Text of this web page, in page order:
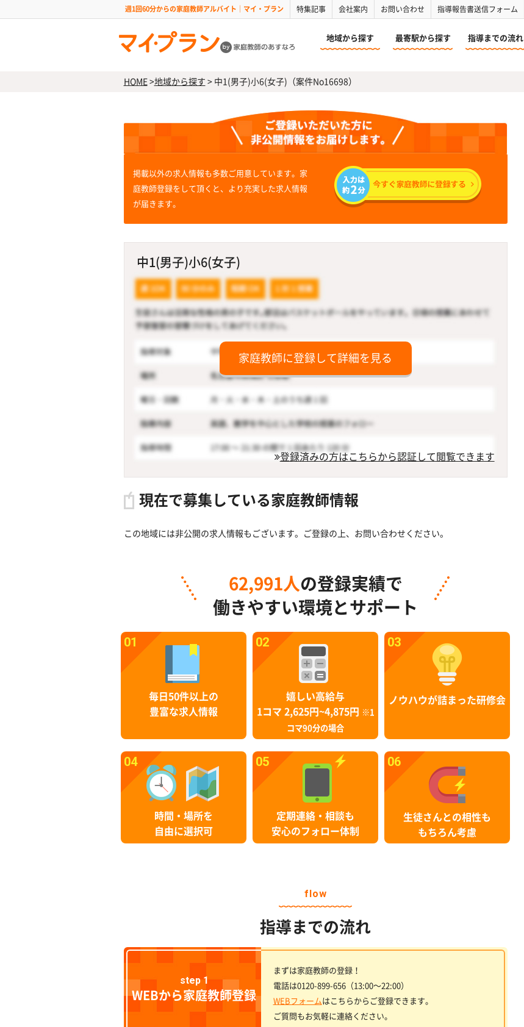
週1回60分からの家庭教師アルバイト｜マイ・プラン 特集記事 会社案内 お問い合わせ 指導報告書送信フォーム
地域から探す 最寄駅から探す 指導までの流れ
HOME>地域から探す >中1(男子)小6(女子)（案件No16698）
掲載以外の求人情報も多数ご用意しています。家
庭教師登録をして頂くと、より充実した求人情報
が届きます。
中1(男子)小6(女子)
家庭教師に登録して詳細を見る
登録済みの方はこちらから認証して閲覧できます
現在で募集している家庭教師情報
この地域には非公開の求人情報もございます。ご登録の上、お問い合わせください。
62,991人 の登録実績で
働きやすい環境とサポート
01
毎日50件以上の
豊富な求人情報
02
嬉しい高給与
1コマ 2,625円~4,875円
※1
コマ90分の場合
03
ノウハウが詰まった研修会
04
時間・場所を
自由に選択可
05
定期連絡・相談も
安心のフォロー体制
06
生徒さんとの相性も
もちろん考慮
flow
指導までの流れ
step 1
WEBから家庭教師登録
まずは家庭教師の登録！
電話は0120-899-656（13:00〜22:00）
WEBフォームはこちらからご登録できます。
ご質問もお気軽に連絡ください。